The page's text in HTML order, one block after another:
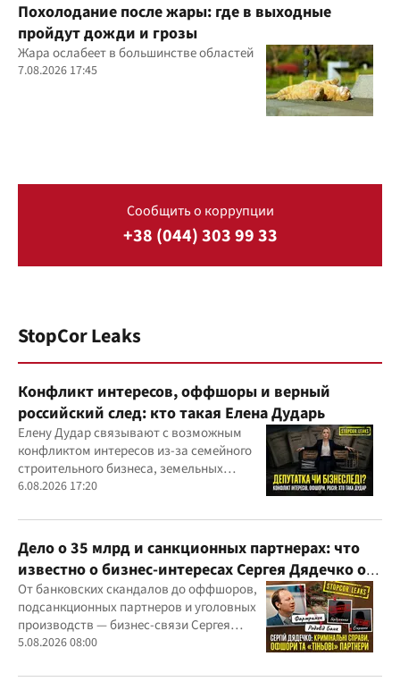
Похолодание после жары: где в выходные
пройдут дожди и грозы
Жара ослабеет в большинстве областей
7.08.2026 17:45
Сообщить о коррупции
+38 (044) 303 99 33
StopCor Leaks
Конфликт интересов, оффшоры и верный
российский след: кто такая Елена Дударь
Елену Дудар связывают с возможным
конфликтом интересов из-за семейного
строительного бизнеса, земельных
скандалов, судебных дел
6.08.2026 17:20
Дело о 35 млрд и санкционных партнерах: что
известно о бизнес-интересах Сергея Дядечко от
"Родовид Банка" до "ФАРМАСЕЛ"
От банковских скандалов до оффшоров,
подсанкционных партнеров и уголовных
производств — бизнес-связи Сергея
Дядечко до сих пор простираются через
юрисдикций
5.08.2026 08:00